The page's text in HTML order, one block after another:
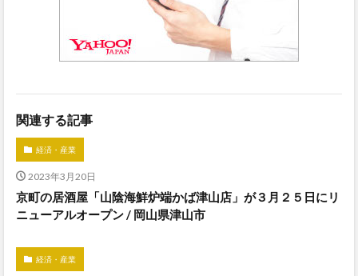
関連する記事
経済・産業
2023年3月20日
京町の居酒屋「山陰海鮮炉端かば津山店」が３月２５日にリ
ニューアルオープン / 岡山県津山市
経済・産業